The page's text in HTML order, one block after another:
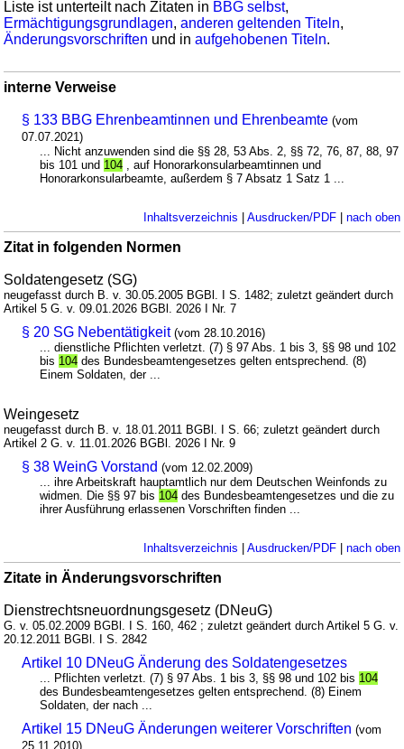
Liste ist unterteilt nach Zitaten in BBG selbst,
Ermächtigungsgrundlagen,anderen geltenden Titeln,
Änderungsvorschriften und inaufgehobenen Titeln.
interne Verweise
§ 133 BBG Ehrenbeamtinnen und Ehrenbeamte (vom
07.07.2021)
... Nicht anzuwenden sind die §§ 28, 53 Abs. 2, §§ 72, 76, 87, 88, 97
bis 101 und 104 , auf Honorarkonsularbeamtinnen und
Honorarkonsularbeamte, außerdem § 7 Absatz 1 Satz 1 ...
Inhaltsverzeichnis | Ausdrucken/PDF| nach oben
Zitat in folgenden Normen
Soldatengesetz (SG)
neugefasst durch B. v. 30.05.2005 BGBl. I S. 1482; zuletzt geändert durch
Artikel 5 G. v. 09.01.2026 BGBl. 2026 I Nr. 7
§ 20 SG Nebentätigkeit (vom 28.10.2016)
... dienstliche Pflichten verletzt. (7) § 97 Abs. 1 bis 3, §§ 98 und 102
bis 104 des Bundesbeamtengesetzes gelten entsprechend. (8)
Einem Soldaten, der ...
Weingesetz
neugefasst durch B. v. 18.01.2011 BGBl. I S. 66; zuletzt geändert durch
Artikel 2 G. v. 11.01.2026 BGBl. 2026 I Nr. 9
§ 38 WeinG Vorstand (vom 12.02.2009)
... ihre Arbeitskraft hauptamtlich nur dem Deutschen Weinfonds zu
widmen. Die §§ 97 bis 104 des Bundesbeamtengesetzes und die zu
ihrer Ausführung erlassenen Vorschriften finden ...
Inhaltsverzeichnis | Ausdrucken/PDF| nach oben
Zitate in Änderungsvorschriften
Dienstrechtsneuordnungsgesetz (DNeuG)
G. v. 05.02.2009 BGBl. I S. 160, 462 ; zuletzt geändert durch Artikel 5 G. v.
20.12.2011 BGBl. I S. 2842
Artikel 10 DNeuG Änderung des Soldatengesetzes
... Pflichten verletzt. (7) § 97 Abs. 1 bis 3, §§ 98 und 102 bis 104
des Bundesbeamtengesetzes gelten entsprechend. (8) Einem
Soldaten, der nach ...
Artikel 15 DNeuG Änderungen weiterer Vorschriften (vom
25.11.2010)